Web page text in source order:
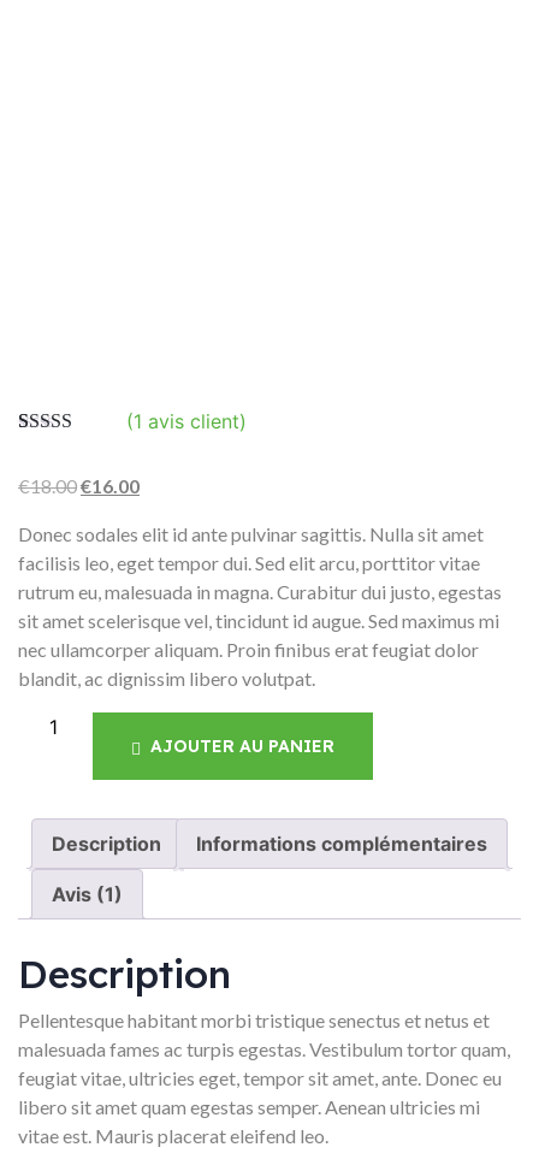
notation
(1 avis client)
€18.00Le
initial
était :
€18.00.
€16.00Le
actuel
est :
€16.00.
Donec sodales elit id ante pulvinar sagittis. Nulla sit amet
facilisis leo, eget tempor dui. Sed elit arcu, porttitor vitae
rutrum eu, malesuada in magna. Curabitur dui justo, egestas
sit amet scelerisque vel, tincidunt id augue. Sed maximus mi
nec ullamcorper aliquam. Proin finibus erat feugiat dolor
blandit, ac dignissim libero volutpat.
quantité
AJOUTER AU PANIER
Description Informations complémentaires
Avis (1)
Description
Pellentesque habitant morbi tristique senectus et netus et
malesuada fames ac turpis egestas. Vestibulum tortor quam,
feugiat vitae, ultricies eget, tempor sit amet, ante. Donec eu
libero sit amet quam egestas semper. Aenean ultricies mi
vitae est. Mauris placerat eleifend leo.